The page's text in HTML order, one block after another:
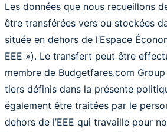
Les données que nous recueillons
être transférées vers ou stockées
située en dehors de l’Espace
EEE »). Le transfert peut être
membre de Budgetfares.com
tiers définis dans la présente
également être traitées par le
dehors de l’EEE qui travaille pour